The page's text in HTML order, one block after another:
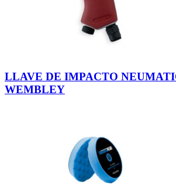
LLAVE DE IMPACTO
WEMBLEY